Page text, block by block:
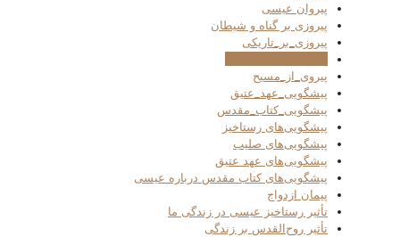
پیروان عیسی
پیروزی بر گناه و شیطان
پیروزی_بر_تاریکی
پیروی_از_مسیح
پیشگویی_عهد_عتیق
پیشگویی_کتاب_مقدس
پیشگویی‌های رستاخیز
پیشگویی‌های صلیب
پیشگویی‌های عهد عتیق
پیشگویی‌های کتاب مقدس درباره عیسی
پیمان ازدواج
تأثیر رستاخیز عیسی در زندگی ما
تأثیر روح‌القدس بر زندگی